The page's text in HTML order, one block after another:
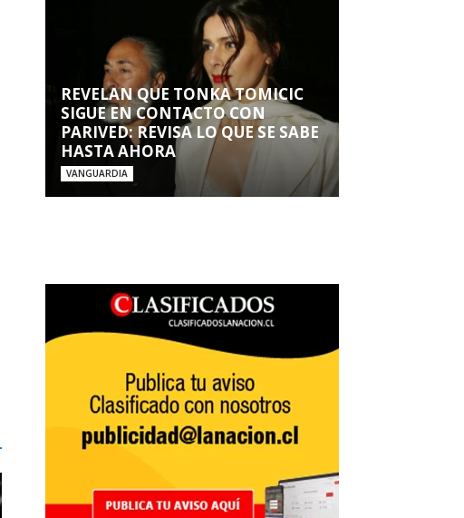
REVELAN QUE TONKA TOMICIC
SIGUE EN CONTACTO CON
PARIVED: REVISA LO QUE SE SABE
HASTA AHORA
VANGUARDIA